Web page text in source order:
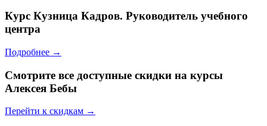
Курс Кузница Кадров. Руководитель учебного
центра
Подробнее →
Смотрите все доступные скидки на курсы
Алексея Бебы
Перейти к скидкам →